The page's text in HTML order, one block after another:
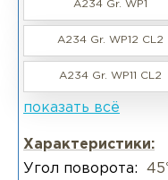
A234 Gr. WP1
A234 Gr. WP12 CL2
A234 Gr. WP11 CL2
показать всё
Характеристики:
Угол поворота: